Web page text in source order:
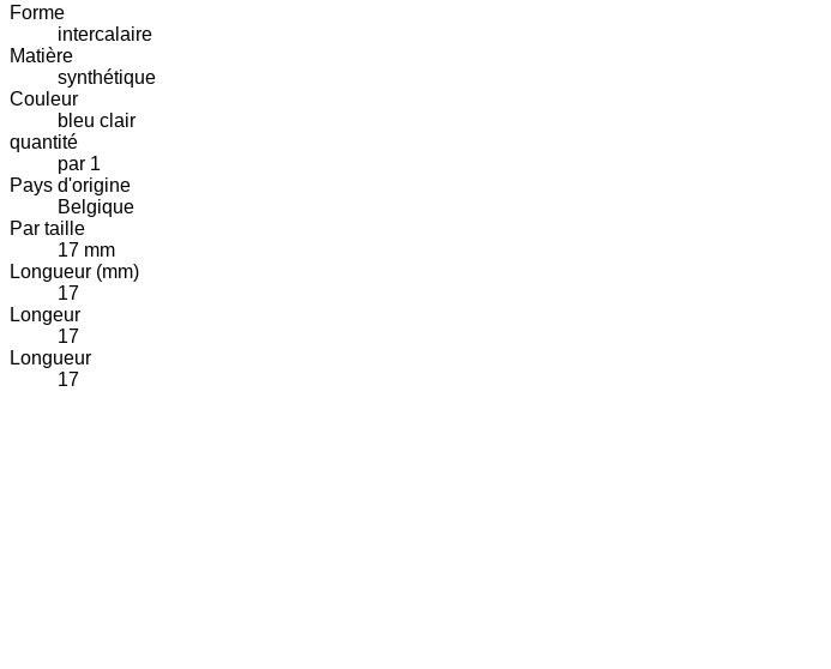
Forme
intercalaire
Matière
synthétique
Couleur
bleu clair
quantité
par 1
Pays d'origine
Belgique
Par taille
17 mm
Longueur (mm)
17
Longeur
17
Longueur
17